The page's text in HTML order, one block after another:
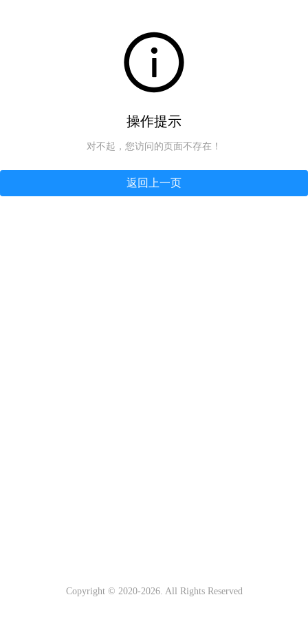
操作提示
对不起，您访问的页面不存在！
返回上一页
Copyright © 2020-2026. All Rights Reserved